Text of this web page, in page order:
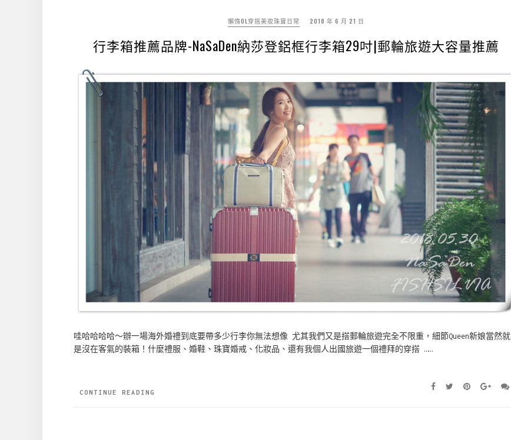
懶惰OL穿搭美妝珠寶日常 2018 年 6 月 21 日
行李箱推薦品牌-NaSaDen納莎登鋁框行李箱29吋|郵輪旅遊大容量推薦
哇哈哈哈哈～辦一場海外婚禮到底要帶多少行李你無法想像 尤其我們又是搭郵輪旅遊完全不限重，細節Queen新娘當然就
是沒在客氣的裝箱！什麼禮服、婚鞋、珠寶婚戒、化妝品、還有我個人出國旅遊一個禮拜的穿搭 ……
CONTINUE READING